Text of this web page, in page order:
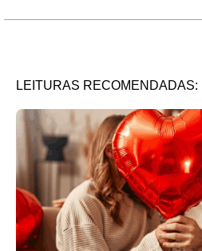
LEITURAS RECOMENDADAS: